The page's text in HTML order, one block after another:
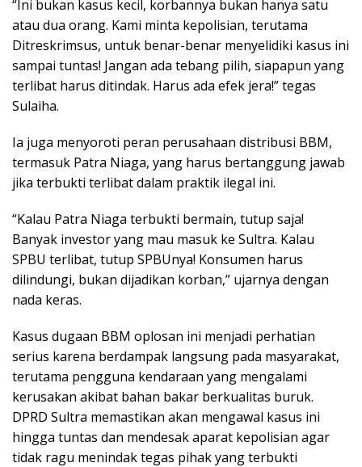
“Ini bukan kasus kecil, korbannya bukan hanya satu
atau dua orang. Kami minta kepolisian, terutama
Ditreskrimsus, untuk benar-benar menyelidiki kasus ini
sampai tuntas! Jangan ada tebang pilih, siapapun yang
terlibat harus ditindak. Harus ada efek jera!”tegas
Sulaiha.
Ia juga menyoroti peran perusahaan distribusi BBM,
termasuk Patra Niaga, yang harus bertanggung jawab
jika terbukti terlibat dalam praktik ilegal ini.
“Kalau Patra Niaga terbukti bermain, tutup saja!
Banyak investor yang mau masuk ke Sultra. Kalau
SPBU terlibat, tutup SPBUnya! Konsumen harus
dilindungi, bukan dijadikan korban,” ujarnya dengan
nada keras.
Kasus dugaan BBM oplosan ini menjadi perhatian
serius karena berdampak langsung pada masyarakat,
terutama pengguna kendaraan yang mengalami
kerusakan akibat bahan bakar berkualitas buruk.
DPRD Sultra memastikan akan mengawal kasus ini
hingga tuntas dan mendesak aparat kepolisian agar
tidak ragu menindak tegas pihak yang terbukti